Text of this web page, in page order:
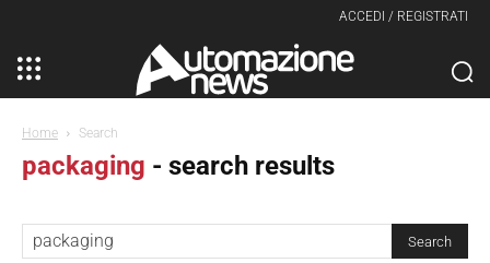
ACCEDI / REGISTRATI
Home Search
packaging - search results